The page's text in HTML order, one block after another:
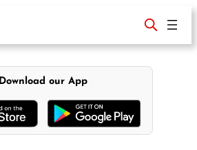
Download our App